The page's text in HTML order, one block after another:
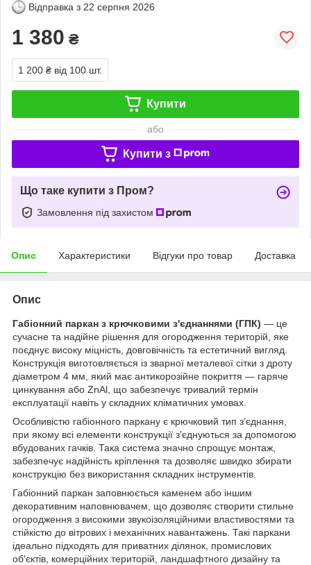
Відправка з 22 серпня 2026
1 380 ₴
1 200 ₴ від 100 шт.
Купити
або
Купити з
Що таке купити з Пром?
Замовлення під захистом
Опис Характеристики Відгуки про товар Доставка
Опис
Габіонний паркан з крючковими з'єднаннями (ГПК) — це
сучасне та надійне рішення для огородження територій, яке
поєднує високу міцність, довговічність та естетичний вигляд.
Конструкція виготовляється із зварної металевої сітки з дроту
діаметром 4 мм, який має антикорозійне покриття — гаряче
цинкування або ZnAl, що забезпечує тривалий термін
експлуатації навіть у складних кліматичних умовах.
Особливістю габіонного паркану є крючковий тип з’єднання,
при якому всі елементи конструкції з’єднуються за допомогою
вбудованих гачків. Така система значно спрощує монтаж,
забезпечує надійність кріплення та дозволяє швидко збирати
конструкцію без використання складних інструментів.
Габіонний паркан заповнюється каменем або іншим
декоративним наповнювачем, що дозволяє створити стильне
огородження з високими звукоізоляційними властивостями та
стійкістю до вітрових і механічних навантажень. Такі паркани
ідеально підходять для приватних ділянок, промислових
об'єктів, комерційних територій, ландшафтного дизайну та